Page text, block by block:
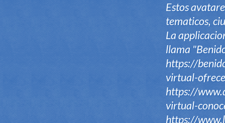
Estos
tematicos,
La
llama
https://
virtual-
https://
virtual-
https://